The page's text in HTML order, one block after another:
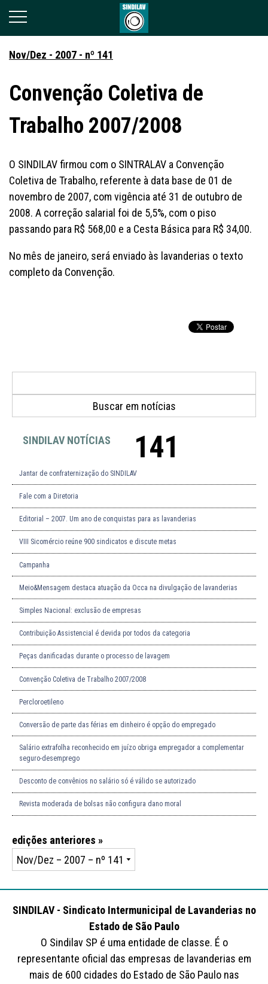
Nov/Dez - 2007 - nº 141
Convenção Coletiva de
Trabalho 2007/2008
O SINDILAV firmou com o SINTRALAV a Convenção
Coletiva de Trabalho, referente à data base de 01 de
novembro de 2007, com vigência até 31 de outubro de
2008. A correção salarial foi de 5,5%, com o piso
passando para R$ 568,00 e a Cesta Básica para R$ 34,00.
No mês de janeiro, será enviado às lavanderias o texto
completo da Convenção.
SINDILAV NOTÍCIAS 141
Jantar de confraternização do SINDILAV
Fale com a Diretoria
Editorial – 2007. Um ano de conquistas para as lavanderias
VIII Sicomércio reúne 900 sindicatos e discute metas
Campanha
Meio&Mensagem destaca atuação da Occa na divulgação de lavanderias
Simples Nacional: exclusão de empresas
Contribuição Assistencial é devida por todos da categoria
Peças danificadas durante o processo de lavagem
Convenção Coletiva de Trabalho 2007/2008
Percloroetileno
Conversão de parte das férias em dinheiro é opção do empregado
Salário extrafolha reconhecido em juízo obriga empregador a complementar
seguro-desemprego
Desconto de convênios no salário só é válido se autorizado
Revista moderada de bolsas não configura dano moral
edições anteriores »
SINDILAV - Sindicato Intermunicipal de Lavanderias no
Estado de São Paulo
O Sindilav SP é uma entidade de classe. É o
representante oficial das empresas de lavanderias em
mais de 600 cidades do Estado de São Paulo nas